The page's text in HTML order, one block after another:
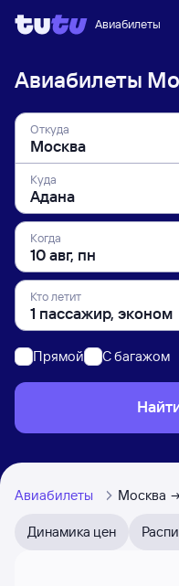
Авиабилеты
Авиабилеты
Откуда
Куда
Когда
Кто летит
Прямой C багажом
Авиабилеты Москва
Динамика цен